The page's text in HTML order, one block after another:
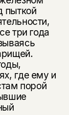
пыткой
три года
где ему и
порой